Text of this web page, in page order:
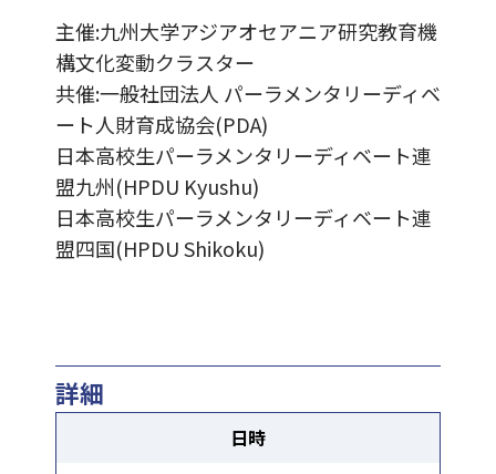
主催:九州大学アジアオセアニア研究教育機
構文化変動クラスター
共催:一般社団法人 パーラメンタリーディベ
ート人財育成協会(PDA)
日本高校生パーラメンタリーディベート連
盟九州(HPDU Kyushu)
日本高校生パーラメンタリーディベート連
盟四国(HPDU Shikoku)
詳細
日時